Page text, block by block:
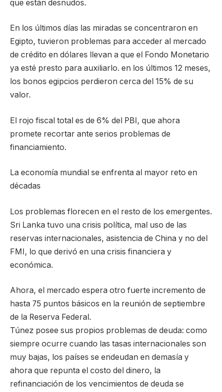
que están desnudos.
En los últimos días las miradas se concentraron en
Egipto, tuvieron problemas para acceder al mercado
de crédito en dólares llevan a que el Fondo Monetario
ya esté presto para auxiliarlo. en los últimos 12 meses,
los bonos egipcios perdieron cerca del 15% de su
valor.
El rojo fiscal total es de 6% del PBI, que ahora
promete recortar ante serios problemas de
financiamiento.
La economía mundial se enfrenta al mayor reto en
décadas
Los problemas florecen en el resto de los emergentes.
Sri Lanka tuvo una crisis política, mal uso de las
reservas internacionales, asistencia de China y no del
FMI, lo que derivó en una crisis financiera y
económica.
Ahora, el mercado espera otro fuerte incremento de
hasta 75 puntos básicos en la reunión de septiembre
de la Reserva Federal.
Túnez posee sus propios problemas de deuda: como
siempre ocurre cuando las tasas internacionales son
muy bajas, los países se endeudan en demasía y
ahora que repunta el costo del dinero, la
refinanciación de los vencimientos de deuda se